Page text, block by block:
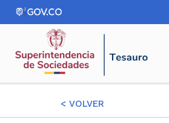
< VOLVER